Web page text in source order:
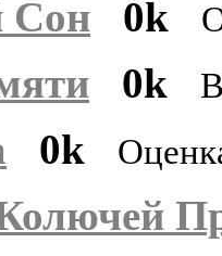
Сон 0k
0k
0k